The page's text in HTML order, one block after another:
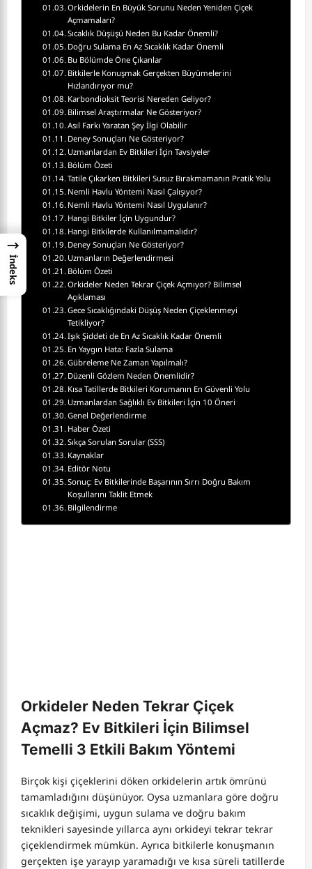
Orkidelerin En Büyük Sorunu Neden Yeniden Çiçek
Açmamaları?
Sıcaklık Düşüşü Neden Bu Kadar Önemli?
Doğru Sulama En Az Sıcaklık Kadar Önemli
Bu Bölümde Öne Çıkanlar
Bitkilerle Konuşmak Gerçekten Büyümelerini
Hızlandırıyor mu?
Karbondioksit Teorisi Nereden Geliyor?
Bilimsel Araştırmalar Ne Gösteriyor?
Asıl Farkı Yaratan Şey İlgi Olabilir
Deney Sonuçları Ne Gösteriyor?
Uzmanlardan Ev Bitkileri İçin Tavsiyeler
Bölüm Özeti
Tatile Çıkarken Bitkileri Susuz Bırakmamanın Pratik Yolu
Nemli Havlu Yöntemi Nasıl Çalışıyor?
Nemli Havlu Yöntemi Nasıl Uygulanır?
Hangi Bitkiler İçin Uygundur?
Hangi Bitkilerde Kullanılmamalıdır?
Deney Sonuçları Ne Gösteriyor?
Uzmanların Değerlendirmesi
Bölüm Özeti
Orkideler Neden Tekrar Çiçek Açmıyor? Bilimsel
Açıklaması
Gece Sıcaklığındaki Düşüş Neden Çiçeklenmeyi
Tetikliyor?
Işık Şiddeti de En Az Sıcaklık Kadar Önemli
En Yaygın Hata: Fazla Sulama
Gübreleme Ne Zaman Yapılmalı?
Düzenli Gözlem Neden Önemlidir?
Kısa Tatillerde Bitkileri Korumanın En Güvenli Yolu
Uzmanlardan Sağlıklı Ev Bitkileri İçin 10 Öneri
Genel Değerlendirme
Haber Özeti
Sıkça Sorulan Sorular (SSS)
Kaynaklar
Editör Notu
Sonuç: Ev Bitkilerinde Başarının Sırrı Doğru Bakım
Koşullarını Taklit Etmek
Bilgilendirme
Orkideler Neden Tekrar Çiçek
Açmaz? Ev Bitkileri İçin Bilimsel
Temelli 3 Etkili Bakım Yöntemi
Birçok kişi çiçeklerini döken orkidelerin artık ömrünü
tamamladığını düşünüyor. Oysa uzmanlara göre doğru
sıcaklık değişimi, uygun sulama ve doğru bakım
teknikleri sayesinde yıllarca aynı orkideyi tekrar tekrar
çiçeklendirmek mümkün. Ayrıca bitkilerle konuşmanın
gerçekten işe yarayıp yaramadığı ve kısa süreli tatillerde
→
İndeks